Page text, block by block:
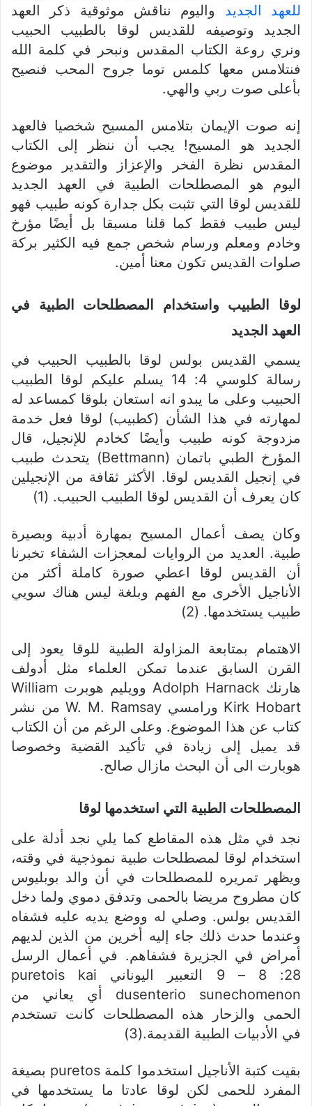
للعهد الجديد واليوم نناقش موثوقية ذكر العهد
الجديد وتوصيفه للقديس لوقا بالطبيب الحبيب
ونري روعة الكتاب المقدس ونبحر في كلمة الله
فنتلامس معها كلمس توما جروح المحب فنصيح
بأعلى صوت ربي والهي.
إنه صوت الإيمان بتلامس المسيح شخصيا فالعهد
الجديد هو المسيح! يجب أن ننظر إلى الكتاب
المقدس نظرة الفخر والإعزاز والتقدير موضوع
اليوم هو المصطلحات الطبية في العهد الجديد
للقديس لوقا التي تثبت بكل جدارة كونه طبيب فهو
ليس طبيب فقط كما قلنا مسبقا بل أيضًا مؤرخ
وخادم ومعلم ورسام شخص جمع فيه الكثير بركة
صلوات القديس تكون معنا أمين.
لوقا الطبيب واستخدام المصطلحات الطبية في
العهد الجديد
يسمي القديس بولس لوقا بالطبيب الحبيب في
رسالة كلوسي 4: 14 يسلم عليكم لوقا الطبيب
الحبيب وعلى ما يبدو انه استعان بلوقا كمساعد له
لمهارته في هذا الشأن (كطبيب) لوقا فعل خدمة
مزدوجة كونه طبيب وأيضًا كخادم للإنجيل، قال
المؤرخ الطبي باتمان (Bettmann) يتحدث طبيب
في إنجيل القديس لوقا. الأكثر ثقافة من الإنجيلين
كان يعرف أن القديس لوقا الطبيب الحبيب. (1)
وكان يصف أعمال المسيح بمهارة أدبية وبصيرة
طبية. العديد من الروايات لمعجزات الشفاء تخبرنا
أن القديس لوقا اعطي صورة كاملة أكثر من
الأناجيل الأخرى مع الفهم وبلغة ليس هناك سويي
طبيب يستخدمها. (2)
الاهتمام بمتابعة المزاولة الطبية للوقا يعود إلى
القرن السابق عندما تمكن العلماء مثل أدولف
هارنك Adolph Harnack وويليم هوبرت William
Kirk Hobart ورامسي W. M. Ramsay من نشر
كتاب عن هذا الموضوع. وعلى الرغم من أن الكتاب
قد يميل إلى زيادة في تأكيد القضية وخصوصا
هوبارت الى أن البحث مازال صالح.
المصطلحات الطبية التي استخدمها لوقا
نجد في مثل هذه المقاطع كما يلي نجد أدلة على
استخدام لوقا لمصطلحات طبية نموذجية في وقته،
ويظهر تمريره للمصطلحات في أن والد بوبليوس
كان مطروح مريضا بالحمى وتدفق دموي ولما دخل
القديس بولس. وصلي له ووضع يديه عليه فشفاه
وعندما حدث ذلك جاء إليه أخرين من الذين لديهم
أمراض في الجزيرة فشفاهم. في أعمال الرسل
28: 8 – 9 التعبير اليوناني puretois kai
dusenterio sunechomenon أي يعاني من
الحمى والزحار هذه المصطلحات كانت تستخدم
في الأدبيات الطبية القديمة.(3)
بقيت كتبة الأناجيل استخدموا كلمة puretos بصيغة
المفرد للحمى لكن لوقا عادتا ما يستخدمها في